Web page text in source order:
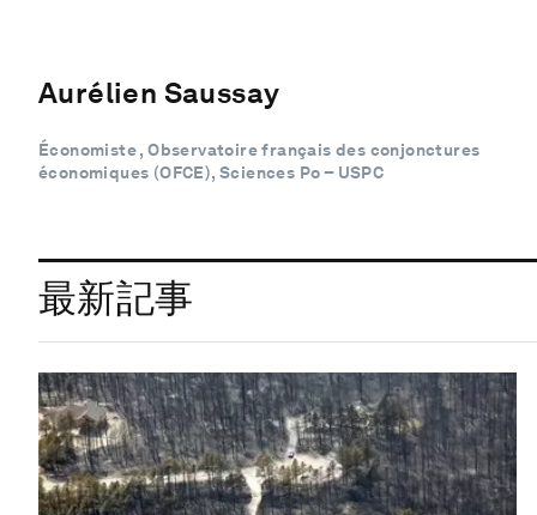
Aurélien Saussay
Économiste , Observatoire français des conjonctures
économiques (OFCE), Sciences Po – USPC
最新記事